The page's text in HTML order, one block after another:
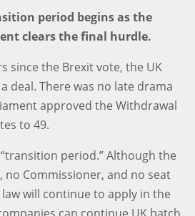
period begins as the
clears the final hurdle.
since the Brexit vote, the UK
deal. There was no late drama
approved the Withdrawal
to 49.
period.” Although the
no Commissioner, and no seat
law will continue to apply in the